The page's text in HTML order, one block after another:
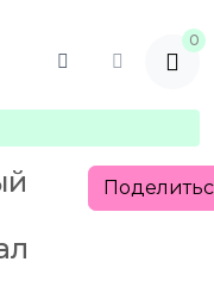
0